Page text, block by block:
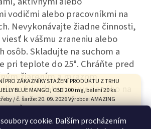
cookie. Dalším procházením
PRO ZÁKAZNÍKY STAŽENÍ PRODUKTU Z TRHU
BLUE MANGO, CBD 200 mg, balení 20 ks
/ č. šarže: 20. 09. 2026 Výrobce: AMAZING
9, České Budějovice Státní zemědělská a
na základě hodnocení zdravotního rizika
zdravotním ústavem vyhodnotila tento
vodičmi alebo pracovníkmi na
Nevykonávajte žiadne činnosti,
k vášmu zraneniu alebo
osôb. Skladujte na suchom a
pri teplote do 25°. Chráňte pred
žiarením a mrazom.
do dátumu uvedeného na